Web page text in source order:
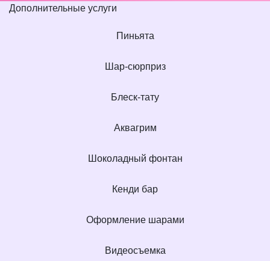
Дополнительные услуги
Пиньята
Шар-сюрприз
Блеск-тату
Аквагрим
Шоколадный фонтан
Кенди бар
Оформление шарами
Видеосъемка